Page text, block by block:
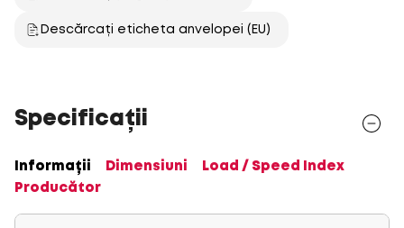
Descărcați eticheta anvelopei (EU)
Specificații
Informații Dimensiuni
Load / Speed Index
Producător